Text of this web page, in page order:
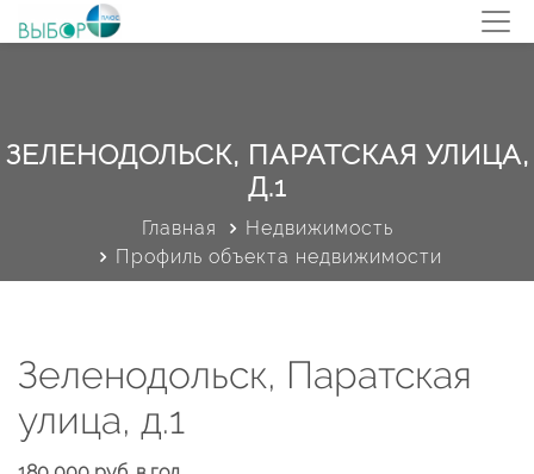
ЗЕЛЕНОДОЛЬСК, ПАРАТСКАЯ УЛИЦА,
Д.1
Главная
Недвижимость
Профиль объекта недвижимости
Зеленодольск, Паратская
улица, д.1